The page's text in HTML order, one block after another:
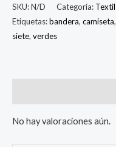
SKU:N/D Categoría: Textil
Etiquetas:bandera, camiseta,
siete, verdes
No hay valoraciones aún.